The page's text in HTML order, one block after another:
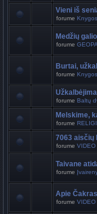
Vieni iš
forume
Medžių
forume
Burtai,
forume
forume Baltų
Melskime,
forume
7063 aisčių
forume VIDEO
Taivane
forume
Apie Čakras
forume VIDEO